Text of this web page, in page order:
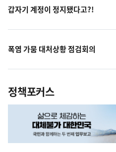
갑자기 계정이 정지됐다고?!
폭염 가뭄 대처상황 점검회의
정책포커스